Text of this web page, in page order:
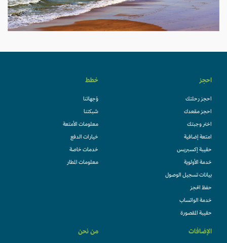
احجز
احجز رحلتك
احجز مقعدك
اختر وجبتك
امتعة إضافية
حقيبة إكسبريس
خدمة الأولوية
بيانات تسجيل الوصول
حفظ الحجز
خدمة الواتساب
حقيبة المقصورة
خطط
وُجهاتنا
شبكتنا
معلومات الأمتعة
خيارات الدفع
خدمات خاصة
معلومات المطار
الإضافات من نحن